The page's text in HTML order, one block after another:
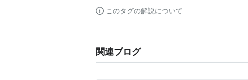
このタグの解説について
関連ブログ